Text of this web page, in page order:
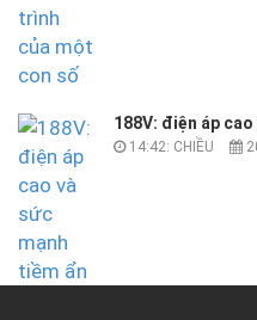
188V: điện áp
14:42: CHIỀU